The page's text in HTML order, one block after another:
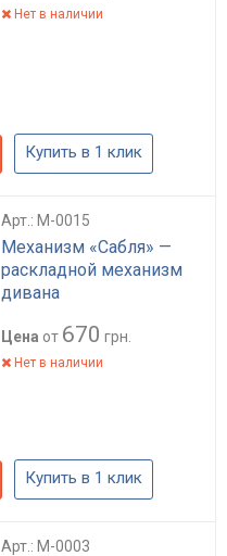
Нет в наличии
Купить в 1 клик
Арт.: M-0015
Механизм «Сабля» —
раскладной механизм
дивана
Цена от 670 грн.
Нет в наличии
Купить в 1 клик
Арт.: M-0003